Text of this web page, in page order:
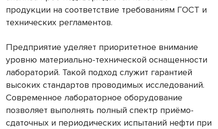
продукции на соответствие требованиям ГОСТ и
технических регламентов.
Предприятие уделяет приоритетное внимание
уровню материально-технической оснащенности
лабораторий. Такой подход служит гарантией
высоких стандартов проводимых исследований.
Современное лабораторное оборудование
позволяет выполнять полный спектр приёмо-
сдаточных и периодических испытаний нефти при